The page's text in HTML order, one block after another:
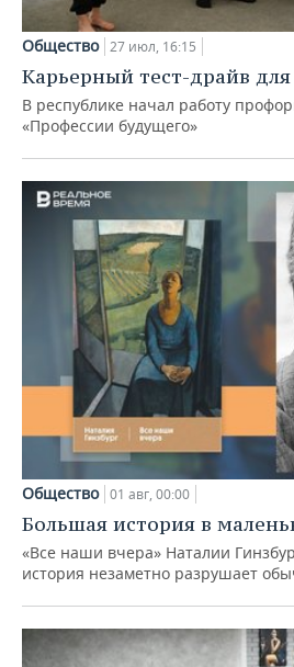
Общество 27 июл, 16:15
Карьерный тест-драйв
В республике начал работу
«Профессии будущего»
Общество 01 авг, 00:00
Большая история в
«Все наши вчера» Наталии
история незаметно разрушает